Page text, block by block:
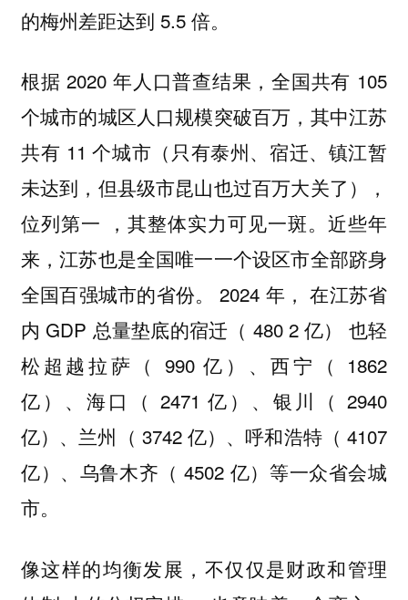
的梅州差距达到 5.5 倍。
根据 2020 年人口普查结果，全国共有 105
个城市的城区人口规模突破百万，其中江苏
共有 11 个城市（只有泰州、宿迁、镇江暂
未达到，但县级市昆山也过百万大关了），
位列第一 ，其整体实力可见一斑。近些年
来，江苏也是全国唯一一个设区市全部跻身
全国百强城市的省份。 2024 年， 在江苏省
内 GDP 总量垫底的宿迁（ 480 2 亿） 也轻
松超越拉萨（ 990 亿）、西宁（ 1862
亿）、海口（ 2471 亿）、银川（ 2940
亿）、兰州（ 3742 亿）、呼和浩特（ 4107
亿）、乌鲁木齐（ 4502 亿）等一众省会城
市。
像这样的均衡发展，不仅仅是财政和管理